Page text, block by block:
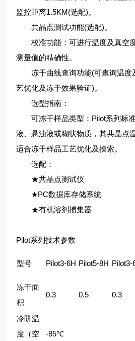
监控距离1.5KM(选配)。
共晶点测试功能(选配)。
校准功能：可进行温度及真空
测量值的精确性。
冻干曲线查询功能(可查询温度
艺优化及冻干效果验证)。
选型指南：
可冻干样品类型：Pilot系列标准
液、悬浊液或糊状物质，其共晶点
适合冻干样品工艺优化及摸索。
选配：
★共晶点测试仪 ★U盘
★PC数据库存储系统 ★
★有机溶剂捕集器
Pilot系列技术参数
型号 Pilot3-6H Pilot5-8H Pilot3-
冻干面
积
0.3 0.5 0.3
冷阱温
度（空
-85℃